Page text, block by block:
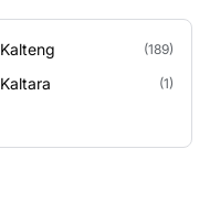
Kalteng (189)
Kaltara (1)